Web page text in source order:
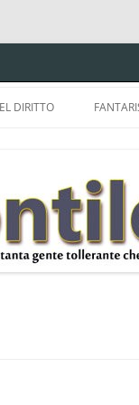
DIRITTO
DELLA LDA 633.
E